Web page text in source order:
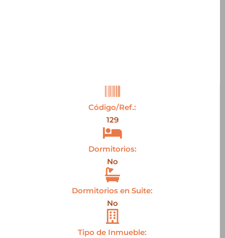
Código/Ref.:
129
Dormitorios:
No
Dormitorios en Suite:
No
Tipo de Inmueble: